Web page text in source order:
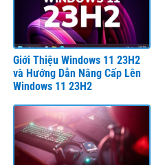
Giới Thiệu Windows 11 23H2
và Hướng Dẫn Nâng Cấp Lên
Windows 11 23H2